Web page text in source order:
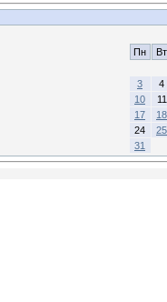
Пн Вт
3
4
10
11
17
18
24
25
31